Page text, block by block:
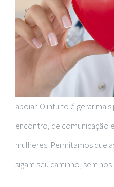
apoiar. O intuito é gerar
encontro, de comunicação
mulheres. Permitamos que
sigam seu caminho, sem